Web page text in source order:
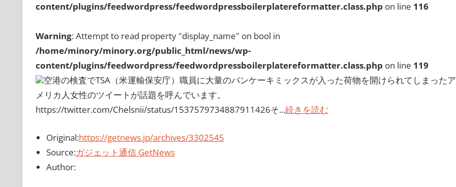
content/plugins/feedwordpress/feedwordpressboilerplatereformatter.class.php on line 116
Warning: Attempt to read property "display_name" on bool in
/home/minory/minory.org/public_html/news/wp-
content/plugins/feedwordpress/feedwordpressboilerplatereformatter.class.php on line 119
空港の検査でTSA（米運輸保安庁）職員に大量のパンケーキミックスが入った荷物を開けられてしまったア
メリカ人女性のツイートが話題を呼んでいます。
https://twitter.com/Chelsnii/status/1537579734887911426そ...続きを読む
Original:https://getnews.jp/archives/3302545
Source:ガジェット通信 GetNews
Author: